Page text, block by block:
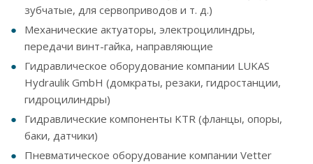
зубчатые, для сервоприводов и т. д.)
Механические актуаторы, электроцилиндры,
передачи винт-гайка, направляющие
Гидравлическое оборудование компании LUKAS
Hydraulik GmbH (домкраты, резаки, гидростанции,
гидроцилиндры)
Гидравлические компоненты KTR (фланцы, опоры,
баки, датчики)
Пневматическое оборудование компании Vetter